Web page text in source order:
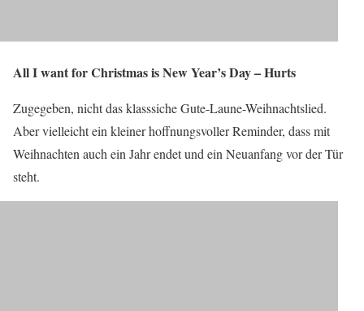
All I want for Christmas is New Year’s Day – Hurts
Zugegeben, nicht das klasssiche Gute-Laune-Weihnachtslied.
Aber vielleicht ein kleiner hoffnungsvoller Reminder, dass mit
Weihnachten auch ein Jahr endet und ein Neuanfang vor der Tür
steht.